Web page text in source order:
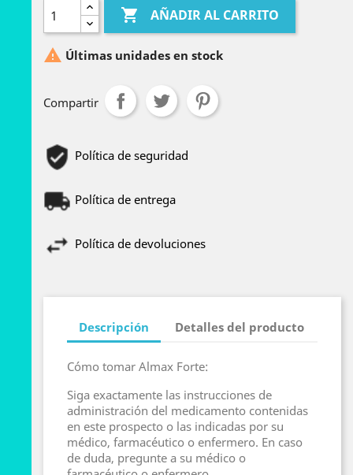
 AÑADIR AL CARRITO
 Últimas unidades en stock
Compartir
Política de seguridad
Política de entrega
Política de devoluciones
Descripción Detalles del producto
Cómo tomar Almax Forte:
Siga exactamente las instrucciones de
administración del medicamento contenidas
en este prospecto o las indicadas por su
médico, farmacéutico o enfermero. En caso
de duda, pregunte a su médico o